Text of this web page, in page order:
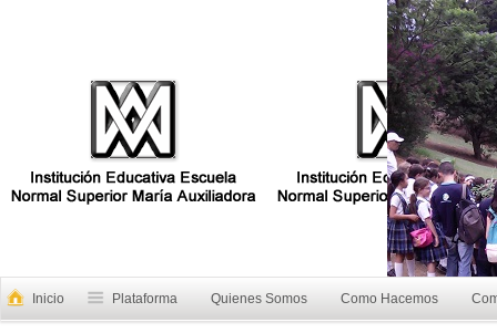
Inicio Plataforma Quienes Somos Como Hacemos